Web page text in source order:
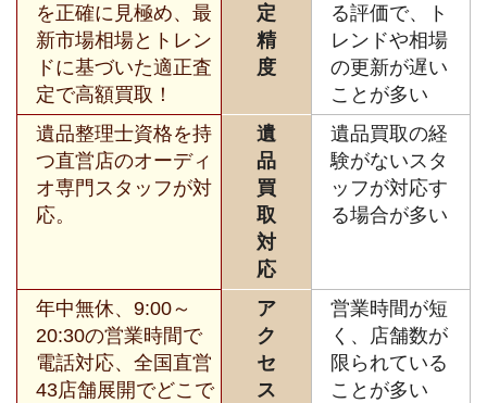
を正確に見極め、最
新市場相場とトレン
ドに基づいた適正査
定で高額買取！
定
精
度
る評価で、ト
レンドや相場
の更新が遅い
ことが多い
遺品整理士資格を持
つ直営店のオーディ
オ専門スタッフが対
応。
遺
品
買
取
対
応
遺品買取の経
験がないスタ
ッフが対応す
る場合が多い
年中無休、9:00～
20:30の営業時間で
電話対応、全国直営
43店舗展開でどこで
ア
ク
セ
ス
営業時間が短
く、店舗数が
限られている
ことが多い